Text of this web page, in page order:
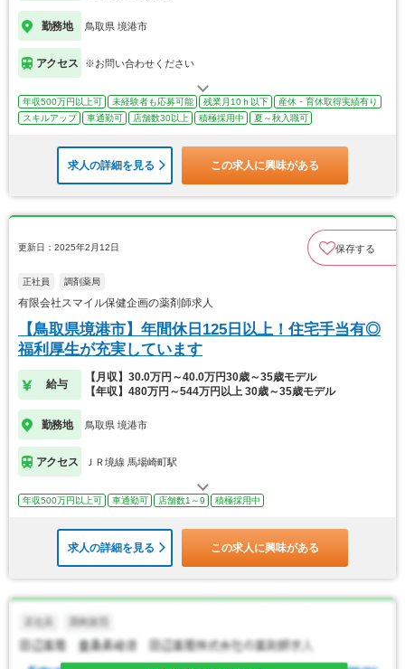
勤務地 鳥取県 境港市
アクセス ※お問い合わせください
年収500万円以上可 未経験者も応募可能 残業月10ｈ以下
産休・育休取得実績有り
スキルアップ
車通勤可 店舗数30以上 積極採用中 夏～秋入職可
求人の詳細を見る この求人に興味がある
更新日：2025年2月12日 保存する
正社員 調剤薬局
有限会社スマイル保健企画の薬剤師求人
【鳥取県境港市】年間休日125日以上！住宅手当有◎
福利厚生が充実しています
給与
【月収】30.0万円～40.0万円30歳～35歳モデル
【年収】480万円～544万円以上 30歳～35歳モデル
勤務地 鳥取県 境港市
アクセス ＪＲ境線 馬場崎町駅
年収500万円以上可 車通勤可 店舗数1～9 積極採用中
求人の詳細を見る この求人に興味がある